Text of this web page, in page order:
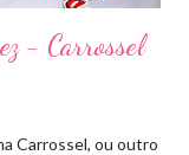
- Carrossel
Carrossel, ou outro